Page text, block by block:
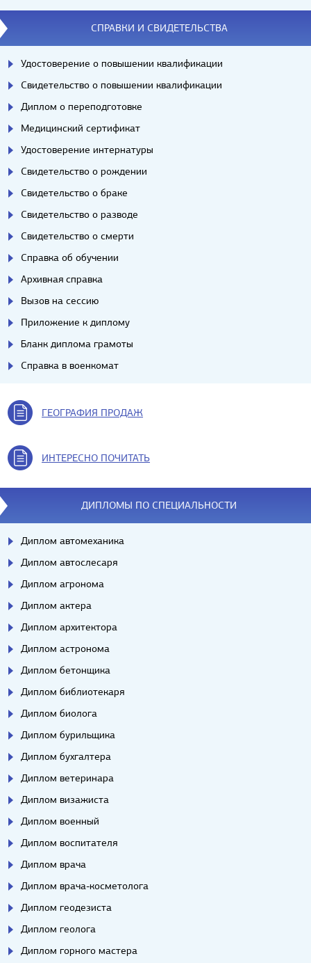
СПРАВКИ И СВИДЕТЕЛЬСТВА
Удостоверение о повышении квалификации
Свидетельство о повышении квалификации
Диплом о переподготовке
Медицинский сертификат
Удостоверение интернатуры
Свидетельство о рождении
Свидетельство о браке
Свидетельство о разводе
Свидетельство о смерти
Справка об обучении
Архивная справка
Вызов на сессию
Приложение к диплому
Бланк диплома грамоты
Справка в военкомат
ГЕОГРАФИЯ ПРОДАЖ
ИНТЕРЕСНО ПОЧИТАТЬ
ДИПЛОМЫ ПО СПЕЦИАЛЬНОСТИ
Диплом автомеханика
Диплом автослесаря
Диплом агронома
Диплом актера
Диплом архитектора
Диплом астронома
Диплом бетонщика
Диплом библиотекаря
Диплом биолога
Диплом бурильщика
Диплом бухгалтера
Диплом ветеринара
Диплом визажиста
Диплом военный
Диплом воспитателя
Диплом врача
Диплом врача-косметолога
Диплом геодезиста
Диплом геолога
Диплом горного мастера